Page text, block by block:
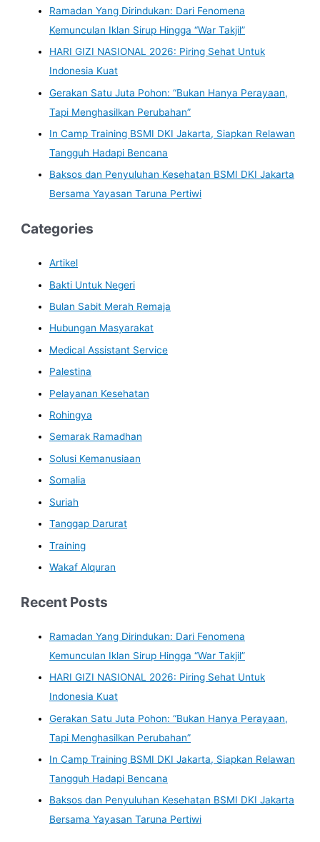
Ramadan Yang Dirindukan: Dari Fenomena
Kemunculan Iklan Sirup Hingga “War Takjil”
HARI GIZI NASIONAL 2026: Piring Sehat Untuk
Indonesia Kuat
Gerakan Satu Juta Pohon: “Bukan Hanya Perayaan,
Tapi Menghasilkan Perubahan”
In Camp Training BSMI DKI Jakarta, Siapkan Relawan
Tangguh Hadapi Bencana
Baksos dan Penyuluhan Kesehatan BSMI DKI Jakarta
Bersama Yayasan Taruna Pertiwi
Categories
Artikel
Bakti Untuk Negeri
Bulan Sabit Merah Remaja
Hubungan Masyarakat
Medical Assistant Service
Palestina
Pelayanan Kesehatan
Rohingya
Semarak Ramadhan
Solusi Kemanusiaan
Somalia
Suriah
Tanggap Darurat
Training
Wakaf Alquran
Recent Posts
Ramadan Yang Dirindukan: Dari Fenomena
Kemunculan Iklan Sirup Hingga “War Takjil”
HARI GIZI NASIONAL 2026: Piring Sehat Untuk
Indonesia Kuat
Gerakan Satu Juta Pohon: “Bukan Hanya Perayaan,
Tapi Menghasilkan Perubahan”
In Camp Training BSMI DKI Jakarta, Siapkan Relawan
Tangguh Hadapi Bencana
Baksos dan Penyuluhan Kesehatan BSMI DKI Jakarta
Bersama Yayasan Taruna Pertiwi